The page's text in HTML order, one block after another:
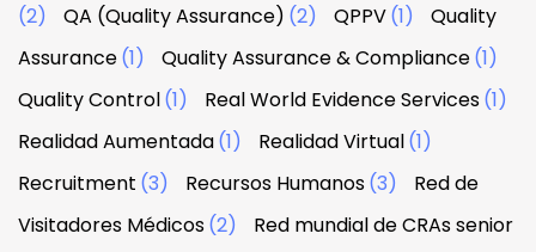
(2) QA (Quality Assurance) (2) QPPV(1)
Quality
Assurance(1) Quality Assurance & Compliance(1)
Quality Control(1) Real World Evidence Services(1)
Realidad Aumentada(1) Realidad Virtual(1)
Recruitment (3) Recursos Humanos(3)
Red de
Visitadores Médicos(2)
Red mundial de CRAs senior